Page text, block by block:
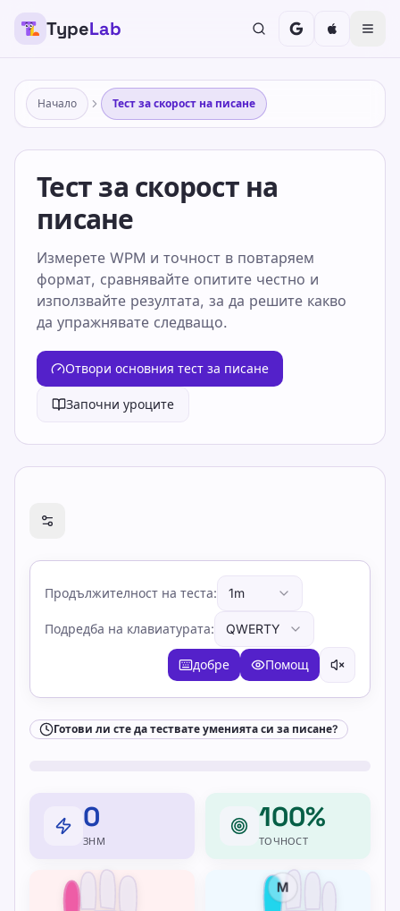
TypeLab
Начало Тест за скорост на писане
Тест за скорост на
писане
Измерете WPM и точност в повтаряем
формат, сравнявайте опитите честно и
използвайте резултата, за да решите какво
да упражнявате следващо.
Отвори основния тест за писане
Започни уроците
Готови ли сте да тествате уменията си за писане?
Продължителност на теста: 1m
Подредба на клавиатурата: QWERTY
добре Помощ
Готови ли сте да тествате уменията си за писане?
0
ЗНМ
100%
ТОЧНОСТ
M